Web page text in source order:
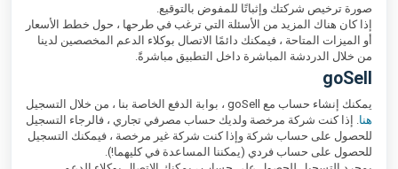
صورة ترخيص شركتك وإثباتًا للمفوض بالتوقيع.
إذا كان هناك المزيد من الأسئلة التي ترغب في طرحها ، حول خطط الأسعار
أو الميزات المتاحة ، فيمكنك دائمًا الاتصال بوكلاء الدعم المخصصين لدينا
من خلال الدردشة المباشرة داخل التطبيق مباشرةً.
goSell
يمكنك إنشاء حساب مع goSell ، بوابة الدفع الخاصة بنا ، من خلال التسجيل
هنا. إذا كنت شركة مرخصة ولديك حساب مصرفي تجاري ، فالرجاء التسجيل
للحصول على حساب شركة وإذا كنت شركة غير مرخصة ، فيمكنك التسجيل
للحصول على حساب فردي (يمكننا المساعدة في كليهما!).